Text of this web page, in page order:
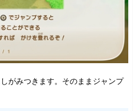
がみつきます。そのままジャンプ